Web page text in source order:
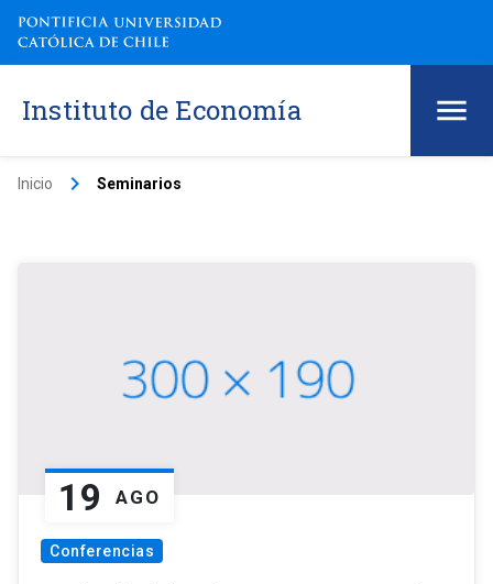
Instituto de Economía
Inicio keyboard_arrow_right Seminarios
19 AGO
Conferencias